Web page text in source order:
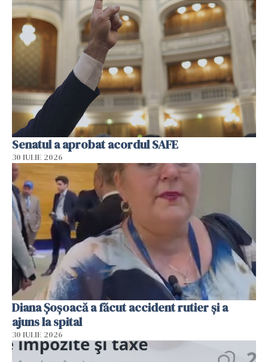
Senatul a aprobat acordul SAFE
30 IULIE 2026
Diana Șoșoacă a făcut accident rutier și a
ajuns la spital
30 IULIE 2026